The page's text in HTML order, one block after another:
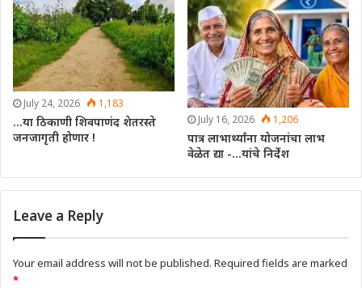
July 24, 2026 1,183
…या ठिकाणी शिवपाणंद शेतरस्ते
जनजागृती होणार !
July 16, 2026 1,206
पात्र लाभार्थ्यांना योजनांचा लाभ
वेळेत द्या -…यांचे निर्देश
Leave a Reply
Your email address will not be published. Required fields are marked
*